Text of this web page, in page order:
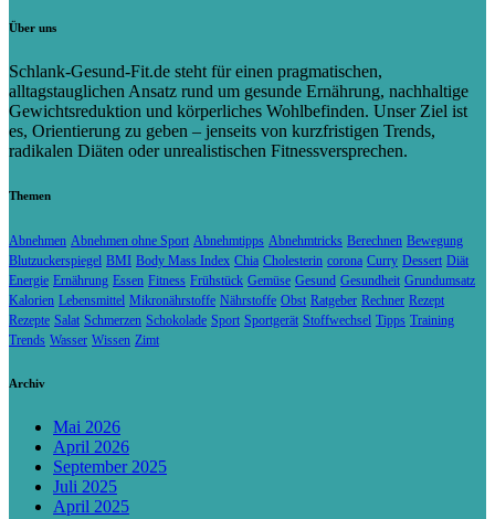
Über uns
Schlank-Gesund-Fit.de steht für einen pragmatischen,
alltagstauglichen Ansatz rund um gesunde Ernährung, nachhaltige
Gewichtsreduktion und körperliches Wohlbefinden. Unser Ziel ist
es, Orientierung zu geben – jenseits von kurzfristigen Trends,
radikalen Diäten oder unrealistischen Fitnessversprechen.
Themen
Abnehmen Abnehmen ohne Sport Abnehmtipps Abnehmtricks Berechnen Bewegung
Blutzuckerspiegel BMI Body Mass Index Chia Cholesterin corona Curry Dessert Diät
Energie Ernährung Essen Fitness Frühstück Gemüse Gesund Gesundheit Grundumsatz
Kalorien Lebensmittel Mikronährstoffe Nährstoffe Obst Ratgeber Rechner Rezept
Rezepte Salat Schmerzen Schokolade Sport Sportgerät Stoffwechsel Tipps Training
Trends Wasser Wissen Zimt
Archiv
Mai 2026
April 2026
September 2025
Juli 2025
April 2025